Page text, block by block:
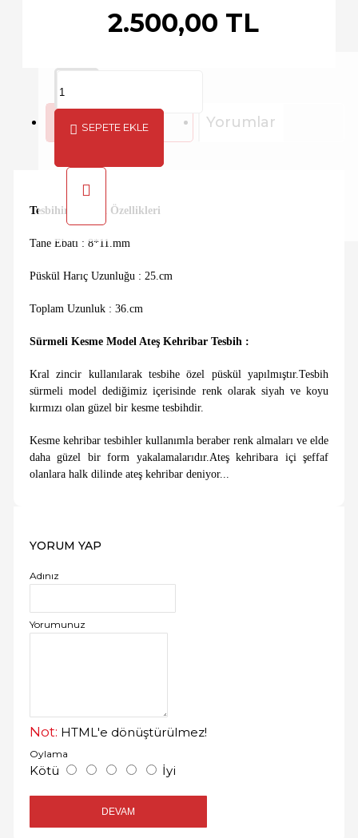
2.500,00 TL
SEPETE EKLE
Açıklama Yorumlar
Tesbihin Teknik Özellikleri
Tane Ebatı : 8*11.mm
Püskül Harıç Uzunluğu : 25.cm
Toplam Uzunluk : 36.cm
Sürmeli Kesme Model Ateş Kehribar Tesbih :
Kral zincir kullanılarak tesbihe özel püskül yapılmıştır.Tesbih
sürmeli model dediğimiz içerisinde renk olarak siyah ve koyu
kırmızı olan güzel bir kesme tesbihdir.
Kesme kehribar tesbihler kullanımla beraber renk almaları ve elde
daha güzel bir form yakalamalarıdır.Ateş kehribara içi şeffaf
olanlara halk dilinde ateş kehribar deniyor...
YORUM YAP
Adınız
Yorumunuz
Not: HTML'e dönüştürülmez!
Oylama
Kötü İyi
DEVAM